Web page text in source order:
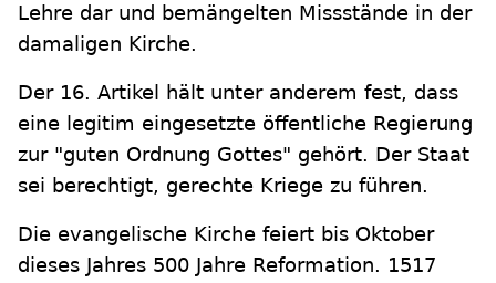
Lehre dar und bemängelten Missstände in der
damaligen Kirche.
Der 16. Artikel hält unter anderem fest, dass
eine legitim eingesetzte öffentliche Regierung
zur "guten Ordnung Gottes" gehört. Der Staat
sei berechtigt, gerechte Kriege zu führen.
Die evangelische Kirche feiert bis Oktober
dieses Jahres 500 Jahre Reformation. 1517